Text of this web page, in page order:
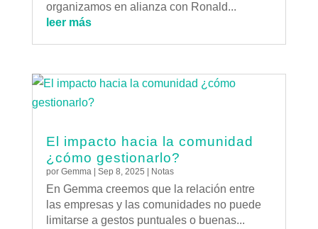
organizamos en alianza con Ronald...
leer más
El impacto hacia la comunidad
¿cómo gestionarlo?
por Gemma| Sep 8, 2025 Notas
En Gemma creemos que la relación entre
las empresas y las comunidades no puede
limitarse a gestos puntuales o buenas...